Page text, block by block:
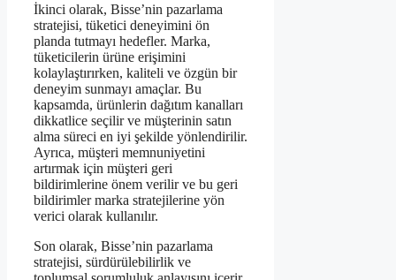
İkinci olarak, Bisse’nin pazarlama
stratejisi, tüketici deneyimini ön
planda tutmayı hedefler. Marka,
tüketicilerin ürüne erişimini
kolaylaştırırken, kaliteli ve özgün bir
deneyim sunmayı amaçlar. Bu
kapsamda, ürünlerin dağıtım kanalları
dikkatlice seçilir ve müşterinin satın
alma süreci en iyi şekilde yönlendirilir.
Ayrıca, müşteri memnuniyetini
artırmak için müşteri geri
bildirimlerine önem verilir ve bu geri
bildirimler marka stratejilerine yön
verici olarak kullanılır.
Son olarak, Bisse’nin pazarlama
stratejisi, sürdürülebilirlik ve